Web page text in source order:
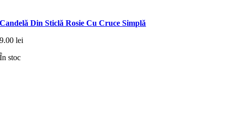
Candelă Din Sticlă Rosie Cu Cruce Simplă
9.00lei
În stoc